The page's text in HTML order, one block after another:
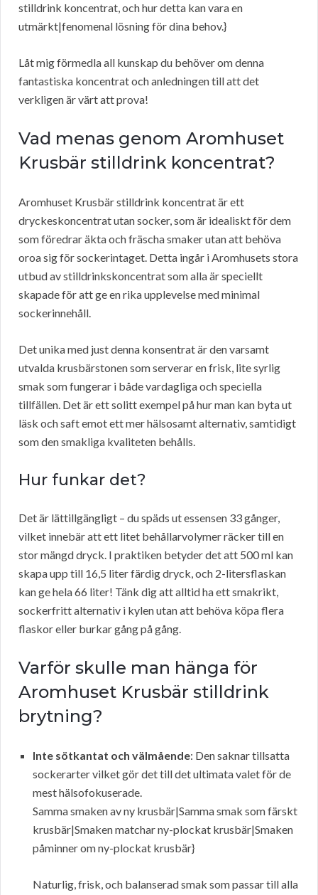
stilldrink koncentrat, och hur detta kan vara en
utmärkt|fenomenal lösning för dina behov.}
Låt mig förmedla all kunskap du behöver om denna
fantastiska koncentrat och anledningen till att det
verkligen är värt att prova!
Vad menas genom Aromhuset
Krusbär stilldrink koncentrat?
Aromhuset Krusbär stilldrink koncentrat är ett
dryckeskoncentrat utan socker, som är idealiskt för dem
som föredrar äkta och fräscha smaker utan att behöva
oroa sig för sockerintaget. Detta ingår i Aromhusets stora
utbud av stilldrinkskoncentrat som alla är speciellt
skapade för att ge en rika upplevelse med minimal
sockerinnehåll.
Det unika med just denna konsentrat är den varsamt
utvalda krusbärstonen som serverar en frisk, lite syrlig
smak som fungerar i både vardagliga och speciella
tillfällen. Det är ett solitt exempel på hur man kan byta ut
läsk och saft emot ett mer hälsosamt alternativ, samtidigt
som den smakliga kvaliteten behålls.
Hur funkar det?
Det är lättillgängligt – du späds ut essensen 33 gånger,
vilket innebär att ett litet behållarvolymer räcker till en
stor mängd dryck. I praktiken betyder det att 500 ml kan
skapa upp till 16,5 liter färdig dryck, och 2-litersflaskan
kan ge hela 66 liter! Tänk dig att alltid ha ett smakrikt,
sockerfritt alternativ i kylen utan att behöva köpa flera
flaskor eller burkar gång på gång.
Varför skulle man hänga för
Aromhuset Krusbär stilldrink
brytning?
Inte sötkantat och välmående: Den saknar tillsatta
sockerarter vilket gör det till det ultimata valet för de
mest hälsofokuserade.
Samma smaken av ny krusbär|Samma smak som färskt
krusbär|Smaken matchar ny-plockat krusbär|Smaken
påminner om ny-plockat krusbär}
Naturlig, frisk, och balanserad smak som passar till alla